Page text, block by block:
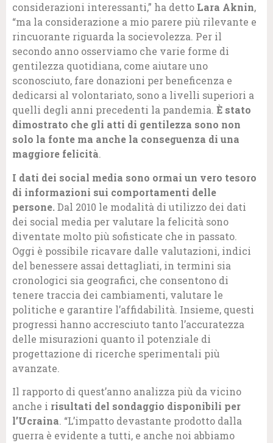
considerazioni interessanti,” ha detto Lara Aknin,
“ma la considerazione a mio parere più rilevante e
rincuorante riguarda la socievolezza. Per il
secondo anno osserviamo che varie forme di
gentilezza quotidiana, come aiutare uno
sconosciuto, fare donazioni per beneficenza e
dedicarsi al volontariato, sono a livelli superiori a
quelli degli anni precedenti la pandemia. È stato
dimostrato che gli atti di gentilezza sono non
solo la fonte ma anche la conseguenza di una
maggiore felicità.
I dati dei social media sono ormai un vero tesoro
di informazioni sui comportamenti delle
persone.Dal 2010 le modalità di utilizzo dei dati
dei social media per valutare la felicità sono
diventate molto più sofisticate che in passato.
Oggi è possibile ricavare dalle valutazioni, indici
del benessere assai dettagliati, in termini sia
cronologici sia geografici, che consentono di
tenere traccia dei cambiamenti, valutare le
politiche e garantire l’affidabilità. Insieme, questi
progressi hanno accresciuto tanto l’accuratezza
delle misurazioni quanto il potenziale di
progettazione di ricerche sperimentali più
avanzate.
Il rapporto di quest’anno analizza più da vicino
anche i risultati del sondaggio disponibili per
l’Ucraina. “L’impatto devastante prodotto dalla
guerra è evidente a tutti, e anche noi abbiamo